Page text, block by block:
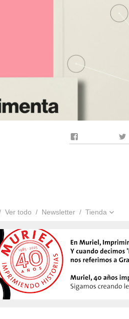
Ver todo Newsletter Tienda